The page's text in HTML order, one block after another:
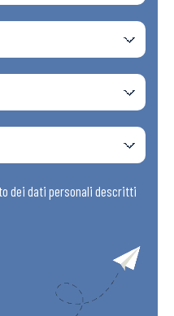
dei dati personali descritti